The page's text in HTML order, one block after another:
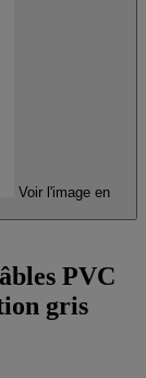
Voir l'image en
PVC
gris